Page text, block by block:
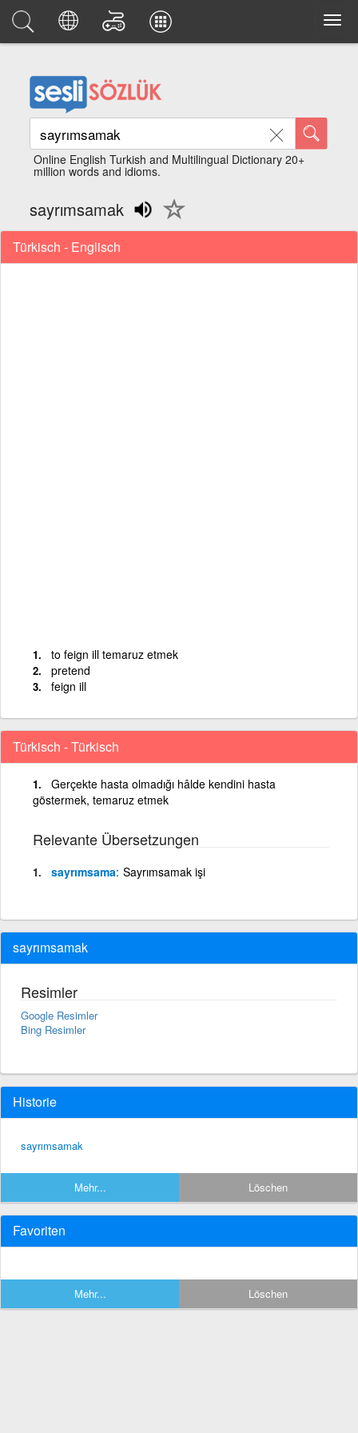
Online English Turkish and Multilingual Dictionary 20+
million words and idioms.
sayrımsamak
Türkisch - Englisch
to feign ill temaruz etmek
pretend
feign ill
Türkisch - Türkisch
Gerçekte hasta olmadığı hâlde kendini hasta
göstermek, temaruz etmek
Relevante Übersetzungen
sayrımsama Sayrımsamak işi
sayrımsamak
Resimler
Google Resimler
Bing Resimler
Historie
sayrımsamak
Mehr... Löschen
Favoriten
Mehr... Löschen